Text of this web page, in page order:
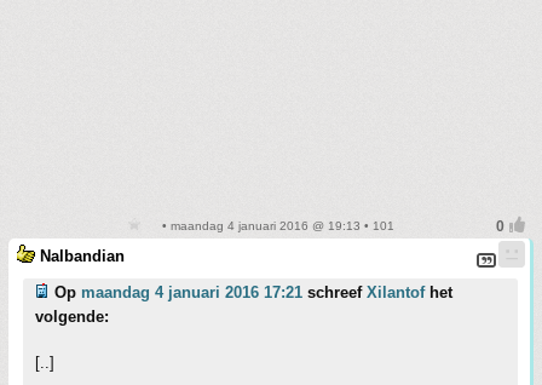
• maandag 4 januari 2016 @ 19:13 • 101
Nalbandian
Op maandag 4 januari 2016 17:21 schreef Xilantofhet
volgende:
[..]